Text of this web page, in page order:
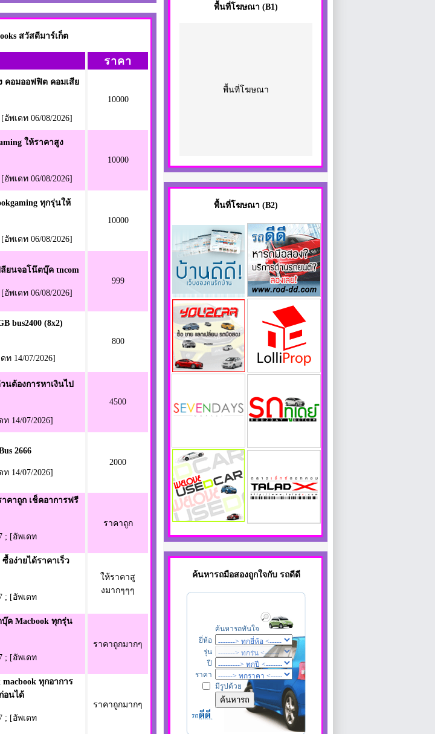
สวัสดีมาร์เก็ต
ราคา
คอมออฟฟิต คอมเสีย
[อัพเดท 06/08/2026]
10000
ให้ราคาสูง
[อัพเดท 06/08/2026]
10000
ทุกรุ่นให้
[อัพเดท 06/08/2026]
10000
ยนจอโน๊ตบุ๊ค tncom
[อัพเดท 06/08/2026]
999
bus2400 (8x2)
ท 14/07/2026]
800
นต้องการหาเงินไป
ท 14/07/2026]
4500
2666
ท 14/07/2026]
2000
าคาถูก เช็คอาการฟรี
; [อัพเดท
ราคาถูก
อง่ายได้ราคาเร็ว
; [อัพเดท
ให้ราคาสู
งมากๆๆๆ
ค Macbook ทุกรุ่น
; [อัพเดท
ราคาถูกมากๆ
ทุกอาการ
อนได้
; [อัพเดท
ราคาถูกมากๆ
พื้นที่โฆษณา (B1)
พื้นที่โฆษณา
พื้นที่โฆษณา (B2)
ค้นหารถมือสองถูกใจกับ รถดีดี